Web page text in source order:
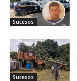
Sucesos
Sucesos